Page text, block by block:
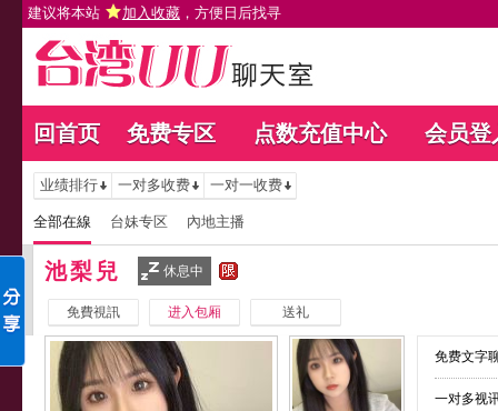
建议将本站 加入收藏 ，方便日后找寻
回首页 免费专区 点数充值中心 会员登
业绩排行 一对多收费 一对一收费
全部在線 台妹专区 內地主播
池梨兒 休息中
免費視訊 进入包厢 送礼
免费文字
一对多视